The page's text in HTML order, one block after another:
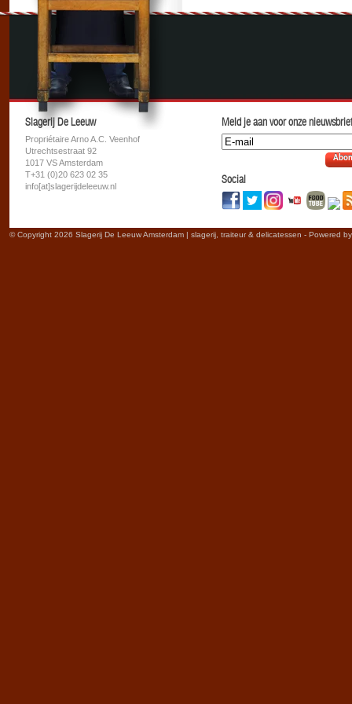
Slagerij De Leeuw
Propriétaire Arno A.C. Veenhof
Utrechtsestraat 92
1017 VS Amsterdam
T+31 (0)20 623 02 35
info[at]slagerijdeleeuw.nl
Meld je aan voor onze
Social
© Copyright 2026 Slagerij De Leeuw Amsterdam | slagerij, traiteur & delicatessen - Powered